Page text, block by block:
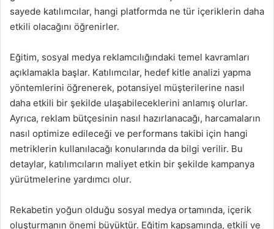
sayede katılımcılar, hangi platformda ne tür içeriklerin daha
etkili olacağını öğrenirler.
Eğitim, sosyal medya reklamcılığındaki temel kavramları
açıklamakla başlar. Katılımcılar, hedef kitle analizi yapma
yöntemlerini öğrenerek, potansiyel müşterilerine nasıl
daha etkili bir şekilde ulaşabileceklerini anlamış olurlar.
Ayrıca, reklam bütçesinin nasıl hazırlanacağı, harcamaların
nasıl optimize edileceği ve performans takibi için hangi
metriklerin kullanılacağı konularında da bilgi verilir. Bu
detaylar, katılımcıların maliyet etkin bir şekilde kampanya
yürütmelerine yardımcı olur.
Rekabetin yoğun olduğu sosyal medya ortamında, içerik
oluşturmanın önemi büyüktür. Eğitim kapsamında, etkili ve